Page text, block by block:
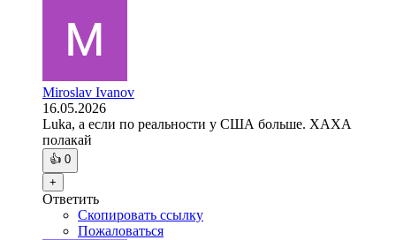
Miroslav Ivanov
16.05.2026
Luka, а если по реальности у США больше. ХАХА
полакай
👍 0
+
Ответить
Скопировать ссылку
Пожаловаться